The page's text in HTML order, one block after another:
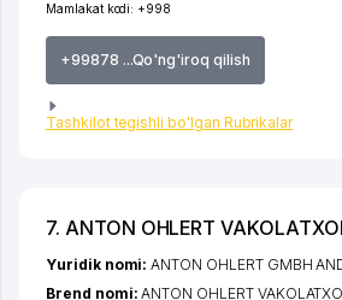
Mamlakat kodi: +998
+99878 ...Qo'ng'iroq qilish
Tashkilot tegishli bo'lgan Rubrikalar
7. ANTON OHLERT
Yuridik nomi:ANTON OHLERT GMBH
Brend nomi:ANTON OHLERT